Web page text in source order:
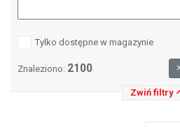
Tylko dostępne w magazynie
Znaleziono: 2100
Zwiń filtry